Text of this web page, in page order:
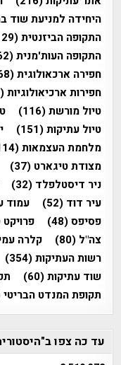
היחידה למניעת שוד
התקופה הביזנטית(129)
התקופה העות'מנית(62)
חפירה ארכאולוגית(168)
חפירות ארכיאולוגיות(166)
טיול מורשת(116)
טיול עתיקות(151)
מלחמת העצמאות(114)
מצודת טיגארט (37)
ניר דיסטלפלד (32)
עיר דוד (52) עמוד
פסיפס(48)
צה"ל (80) קלרה
רשות העתיקות(354)
שוד עתיקות(60)
תקופת המנדט הבריטי
עד כה צפו